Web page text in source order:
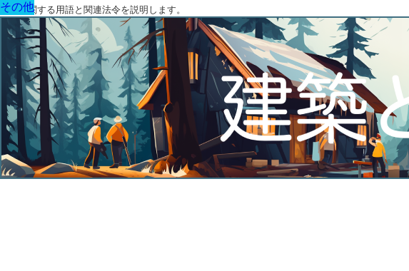
建築に関する用語と関連法令を説明します。
その他
その他
その他
その他
その他
その他
その他